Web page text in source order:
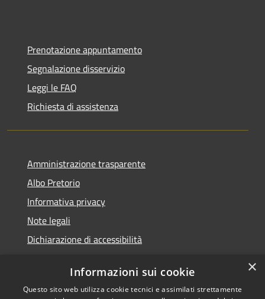
Prenotazione appuntamento
Segnalazione disservizio
Leggi le FAQ
Richiesta di assistenza
Amministrazione trasparente
Albo Pretorio
Informativa privacy
Note legali
Dichiarazione di accessibilità
×
Informazioni sui cookie
Questo sito web utilizza cookie tecnici e assimilati strettamente